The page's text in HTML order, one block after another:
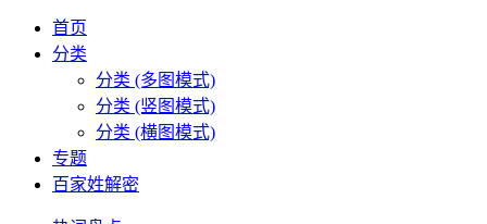
首页
分类
分类 (多图模式)
分类 (竖图模式)
分类 (横图模式)
专题
百家姓解密